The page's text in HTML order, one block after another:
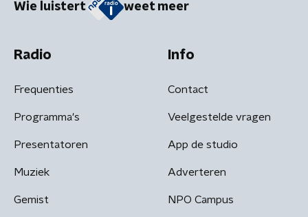
Wie luistert weet meer
Radio
Frequenties
Programma's
Presentatoren
Muziek
Gemist
Info
Contact
Veelgestelde vragen
App de studio
Adverteren
NPO Campus